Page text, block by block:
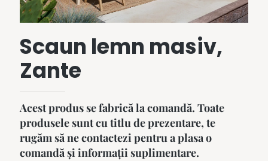
Scaun lemn masiv,
Zante
Acest produs se fabrică la comandă. Toate
produsele sunt cu titlu de prezentare, te
rugăm să ne contactezi pentru a plasa o
comandă și informații suplimentare.